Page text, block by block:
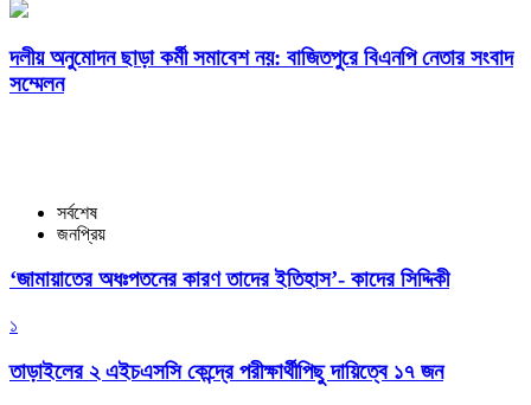
দলীয় অনুমোদন ছাড়া কর্মী সমাবেশ নয়: বাজিতপুরে বিএনপি নেতার সংবাদ
সম্মেলন
সর্বশেষ
জনপ্রিয়
‘জামায়াতের অধঃপতনের কারণ তাদের ইতিহাস’- কাদের সিদ্দিকী
১
তাড়াইলের ২ এইচএসসি কেন্দ্রে পরীক্ষার্থীপিছু দায়িত্বে ১৭ জন